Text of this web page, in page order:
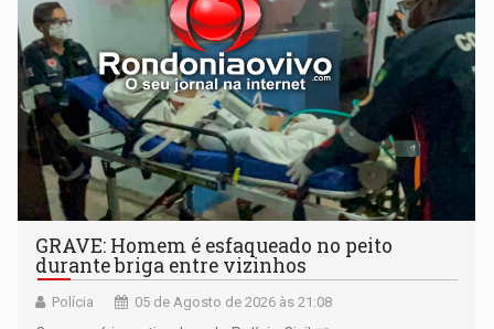
GRAVE: Homem é esfaqueado no peito
durante briga entre vizinhos
Polícia 05 de Agosto de 2026 às 21:08